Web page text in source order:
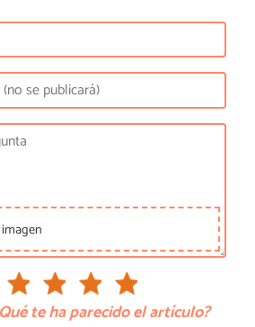
te ha parecido el artículo?